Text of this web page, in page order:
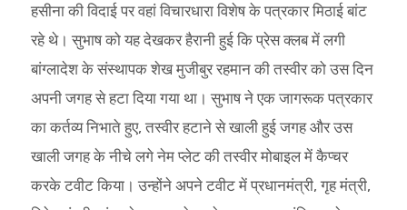
हसीना की विदाई पर वहां विचारधारा विशेष के पत्रकार मिठाई बांट
रहे थे। सुभाष को यह देखकर हैरानी हुई कि प्रेस क्लब में लगी
बांग्लादेश के संस्थापक शेख मुजीबुर रहमान की तस्वीर को उस दिन
अपनी जगह से हटा दिया गया था। सुभाष ने एक जागरूक पत्रकार
का कर्तव्य निभाते हुए, तस्वीर हटाने से खाली हुई जगह और उस
खाली जगह के नीचे लगे नेम प्लेट की तस्वीर मोबाइल में कैप्चर
करके टवीट किया। उन्होंने अपने टवीट में प्रधानमंत्री, गृह मंत्री,